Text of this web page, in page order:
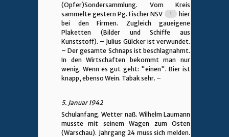
(Opfer)Sondersammlung. Vom Kreis
sammelte gestern Pg. Fischer NSV
hier
bei den Firmen. Zugleich gaueigene
Plaketten (Bilder und Schiffe aus
Kunststoff). – Julius Gülcker ist verwundet.
– Der gesamte Schnaps ist beschlagnahmt.
In den Wirtschaften bekommt man nur
wenig. Wenn es gut geht: "einen". Bier ist
knapp, ebenso Wein. Tabak sehr. –
5. Januar 1942
Schulanfang. Wetter naß. Wilhelm Laumann
musste mit seinem Wagen zum Osten
(Warschau). Jahrgang 24 muss sich melden.